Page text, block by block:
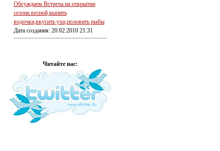
Обсуждаем Встреча на открытии
сезона весной,выпить
водочки,вкусить ухи,половить рыбы
Дата создания: 20.02.2010 21:31
Читайте нас: